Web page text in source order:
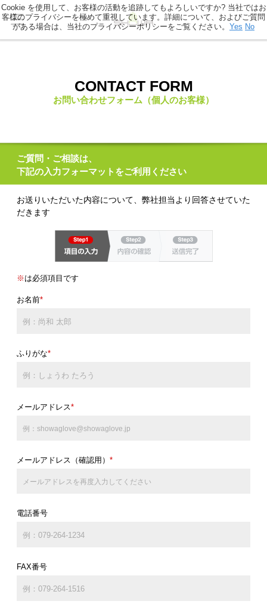
CONTACT FORM
お問い合わせフォーム（個人のお客様）
ご質問・ご相談は、
下記の入力フォーマットをご利用ください
お送りいただいた内容について、弊社担当より回答させていた
だきます
※ は必須項目です
お名前*
ふりがな*
メールアドレス*
メールアドレス（確認用） *
電話番号
FAX番号
Cookie を使用して、お客様の活動を追跡してもよろしいですか? 当社ではお
客様のプライバシーを極めて重視しています。詳細について、およびご質問
がある場合は、当社のプライバシーポリシーをご覧ください。 Yes No